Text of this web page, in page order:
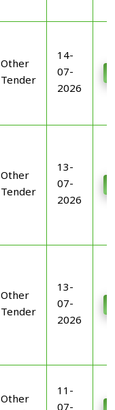
Other
Tender
14-
07-
2026
Other
Tender
13-
07-
2026
Other
Tender
13-
07-
2026
Other
11-